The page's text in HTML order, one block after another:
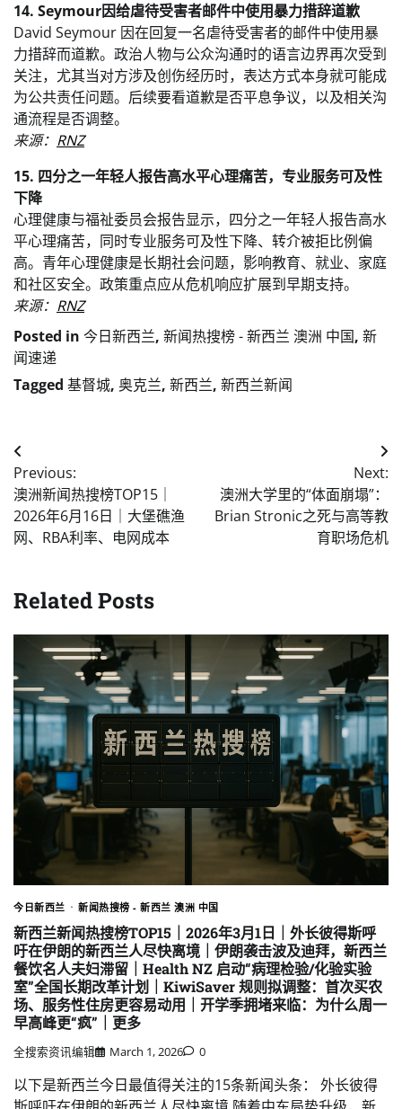
14. Seymour因给虐待受害者邮件中使用暴力措辞道歉
David Seymour 因在回复一名虐待受害者的邮件中使用暴
力措辞而道歉。政治人物与公众沟通时的语言边界再次受到
关注，尤其当对方涉及创伤经历时，表达方式本身就可能成
为公共责任问题。后续要看道歉是否平息争议，以及相关沟
通流程是否调整。
来源： RNZ
15. 四分之一年轻人报告高水平心理痛苦，专业服务可及性
下降
心理健康与福祉委员会报告显示，四分之一年轻人报告高水
平心理痛苦，同时专业服务可及性下降、转介被拒比例偏
高。青年心理健康是长期社会问题，影响教育、就业、家庭
和社区安全。政策重点应从危机响应扩展到早期支持。
来源： RNZ
Posted in 今日新西兰, 新闻热搜榜 - 新西兰 澳洲 中国, 新
闻速递
Tagged 基督城, 奥克兰, 新西兰, 新西兰新闻
Post
navigation
Previous:
澳洲新闻热搜榜TOP15｜
2026年6月16日｜大堡礁渔
网、RBA利率、电网成本
Next:
澳洲大学里的“体面崩塌”：
Brian Stronic之死与高等教
育职场危机
Related Posts
今日新西兰 新闻热搜榜 - 新西兰 澳洲 中国
新西兰新闻热搜榜TOP15｜2026年3月1日｜外长彼得斯呼
吁在伊朗的新西兰人尽快离境｜伊朗袭击波及迪拜，新西兰
餐饮名人夫妇滞留｜Health NZ 启动“病理检验/化验实验
室”全国长期改革计划｜KiwiSaver 规则拟调整：首次买农
场、服务性住房更容易动用｜开学季拥堵来临：为什么周一
早高峰更“疯”｜更多
全搜索资讯编辑 March 1, 2026 0
以下是新西兰今日最值得关注的15条新闻头条： 外长彼得